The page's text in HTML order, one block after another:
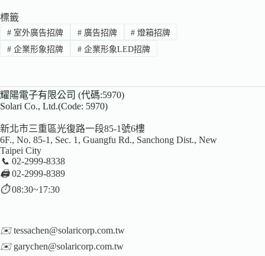
標籤
#室外廣告招牌 #廣告招牌 # 燈箱招牌
#企業形象招牌 #企業形象LED招牌
耀陽電子有限公司 (代碼:5970)
Solari Co., Ltd.(Code: 5970)
新北市三重區光復路一段85-1號6樓
6F., No. 85-1, Sec. 1, Guangfu Rd., Sanchong Dist., New
Taipei City
📞 02-2999-8338
🖨️02-2999-8389
⏱️08:30~17:30
✉️ tessachen@solaricorp.com.tw
✉️ garychen@solaricorp.com.tw